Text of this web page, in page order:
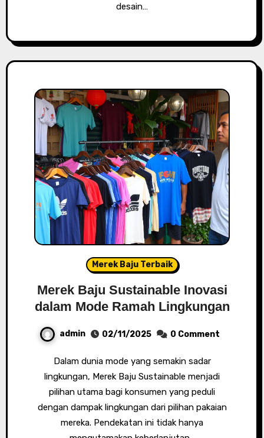
desain…
Merek Baju Terbaik
Merek Baju Sustainable Inovasi
dalam Mode Ramah Lingkungan
admin 02/11/2025 0 Comment
Dalam dunia mode yang semakin sadar
lingkungan, Merek Baju Sustainable menjadi
pilihan utama bagi konsumen yang peduli
dengan dampak lingkungan dari pilihan pakaian
mereka. Pendekatan ini tidak hanya